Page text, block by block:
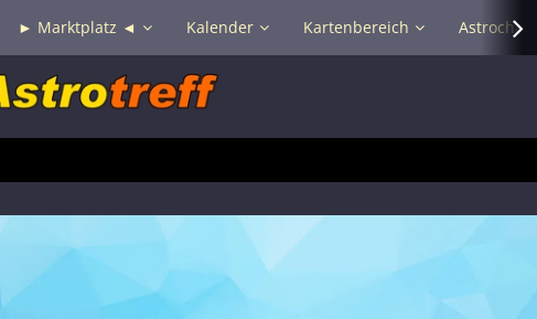
► Marktplatz ◄ Kalender Kartenbereich Astrochat